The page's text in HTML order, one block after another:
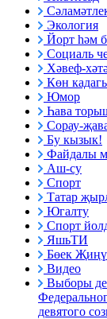
Экология
Йорт һәм
Социаль
Хәвеф-
Көн
Юмор
Һава
Сорау-
Бу кызык!
Файдалы
Аш-су
Спорт
Татар
Югалту
Спорт
ЯшьТИ
Бөек
Видео
Выборы
девятого